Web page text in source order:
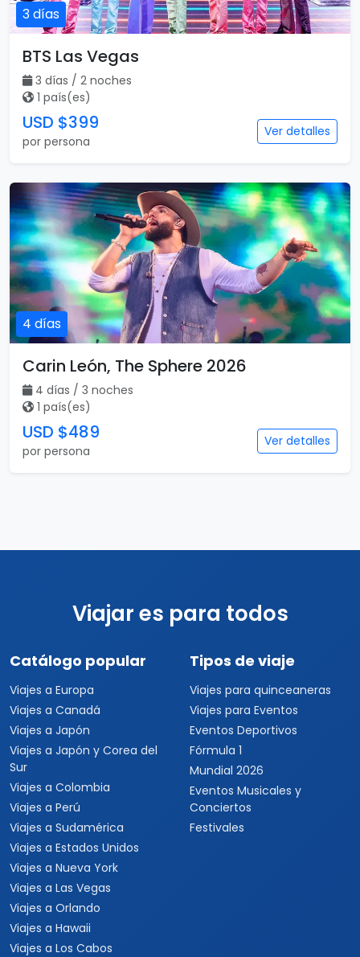
3 días
BTS Las Vegas
3 días / 2 noches
1 país(es)
USD $399
por persona
Ver detalles
4 días
Carin León, The Sphere 2026
4 días / 3 noches
1 país(es)
USD $489
por persona
Ver detalles
Viajar es para todos
Catálogo popular
Viajes a Europa
Viajes a Canadá
Viajes a Japón
Viajes a Japón y Corea del
Sur
Viajes a Colombia
Viajes a Perú
Viajes a Sudamérica
Viajes a Estados Unidos
Viajes a Nueva York
Viajes a Las Vegas
Viajes a Orlando
Viajes a Hawaii
Viajes a Los Cabos
Tipos de viaje
Viajes para quinceaneras
Viajes para Eventos
Eventos Deportivos
Fórmula 1
Mundial 2026
Eventos Musicales y
Conciertos
Festivales